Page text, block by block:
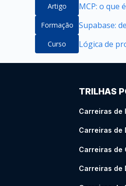
Artigo MCP: o que
Formação Supabase:
Curso Lógica de
TRILHAS
Carreiras de
Carreiras de
Carreiras de
Carreiras de